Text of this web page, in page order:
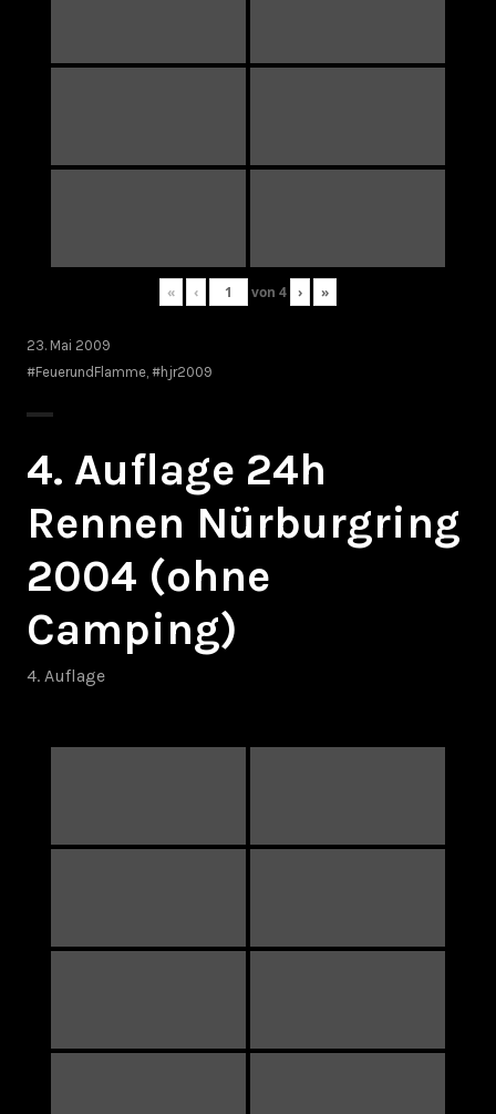
« ‹ von 4 › »
23. Mai 2009
#FeuerundFlamme #hjr2009
4. Auflage 24h
Rennen Nürburgring
2004 (ohne
Camping)
4. Auflage